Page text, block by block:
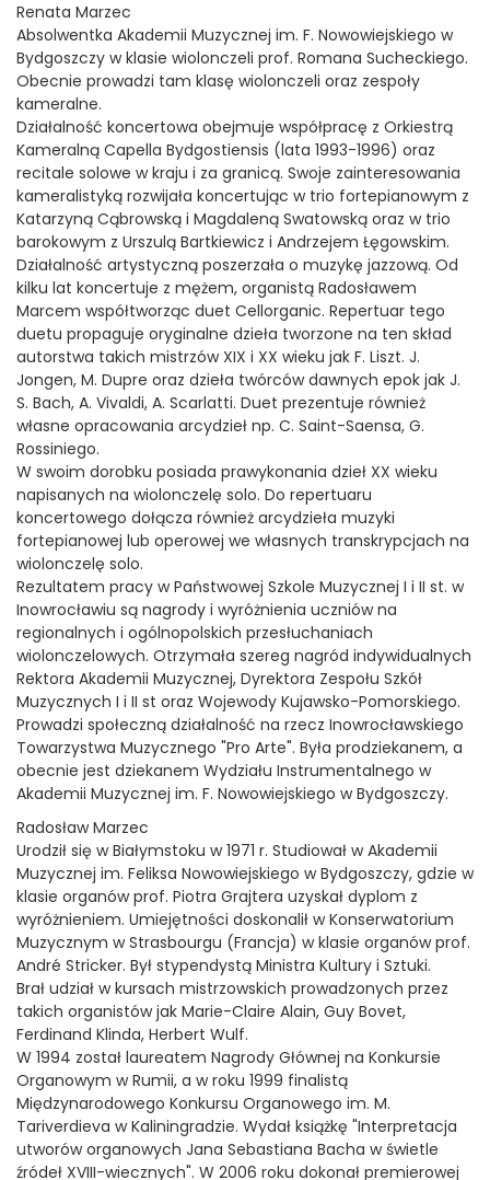
Renata Marzec
Absolwentka Akademii Muzycznej im. F. Nowowiejskiego w
Bydgoszczy w klasie wiolonczeli prof. Romana Sucheckiego.
Obecnie prowadzi tam klasę wiolonczeli oraz zespoły
kameralne.
Działalność koncertowa obejmuje współpracę z Orkiestrą
Kameralną Capella Bydgostiensis (lata 1993-1996) oraz
recitale solowe w kraju i za granicą. Swoje zainteresowania
kameralistyką rozwijała koncertując w trio fortepianowym z
Katarzyną Cąbrowską i Magdaleną Swatowską oraz w trio
barokowym z Urszulą Bartkiewicz i Andrzejem Łęgowskim.
Działalność artystyczną poszerzała o muzykę jazzową. Od
kilku lat koncertuje z mężem, organistą Radosławem
Marcem współtworząc duet Cellorganic. Repertuar tego
duetu propaguje oryginalne dzieła tworzone na ten skład
autorstwa takich mistrzów XIX i XX wieku jak F. Liszt. J.
Jongen, M. Dupre oraz dzieła twórców dawnych epok jak J.
S. Bach, A. Vivaldi, A. Scarlatti. Duet prezentuje również
własne opracowania arcydzieł np. C. Saint-Saensa, G.
Rossiniego.
W swoim dorobku posiada prawykonania dzieł XX wieku
napisanych na wiolonczelę solo. Do repertuaru
koncertowego dołącza również arcydzieła muzyki
fortepianowej lub operowej we własnych transkrypcjach na
wiolonczelę solo.
Rezultatem pracy w Państwowej Szkole Muzycznej I i II st. w
Inowrocławiu są nagrody i wyróżnienia uczniów na
regionalnych i ogólnopolskich przesłuchaniach
wiolonczelowych. Otrzymała szereg nagród indywidualnych
Rektora Akademii Muzycznej, Dyrektora Zespołu Szkół
Muzycznych I i II st oraz Wojewody Kujawsko-Pomorskiego.
Prowadzi społeczną działalność na rzecz Inowrocławskiego
Towarzystwa Muzycznego "Pro Arte". Była prodziekanem, a
obecnie jest dziekanem Wydziału Instrumentalnego w
Akademii Muzycznej im. F. Nowowiejskiego w Bydgoszczy.
Radosław Marzec
Urodził się w Białymstoku w 1971 r. Studiował w Akademii
Muzycznej im. Feliksa Nowowiejskiego w Bydgoszczy, gdzie w
klasie organów prof. Piotra Grajtera uzyskał dyplom z
wyróżnieniem. Umiejętności doskonalił w Konserwatorium
Muzycznym w Strasbourgu (Francja) w klasie organów prof.
André Stricker. Był stypendystą Ministra Kultury i Sztuki.
Brał udział w kursach mistrzowskich prowadzonych przez
takich organistów jak Marie-Claire Alain, Guy Bovet,
Ferdinand Klinda, Herbert Wulf.
W 1994 został laureatem Nagrody Głównej na Konkursie
Organowym w Rumii, a w roku 1999 finalistą
Międzynarodowego Konkursu Organowego im. M.
Tariverdieva w Kaliningradzie. Wydał książkę "Interpretacja
utworów organowych Jana Sebastiana Bacha w świetle
źródeł XVIII-wiecznych". W 2006 roku dokonał premierowej